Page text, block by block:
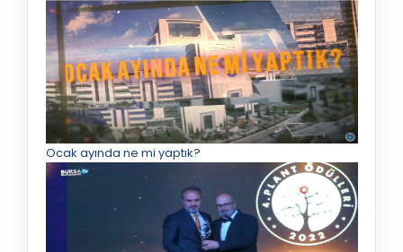
Ocak ayında ne mi yaptık?